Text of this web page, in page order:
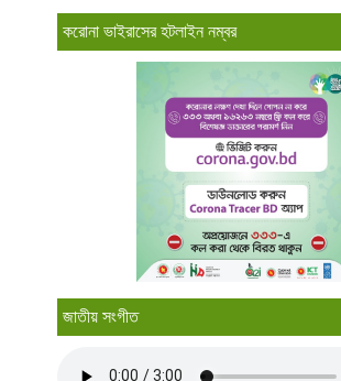
করোনা ভাইরাসের হটলাইন নম্বর
জাতীয় সংগীত